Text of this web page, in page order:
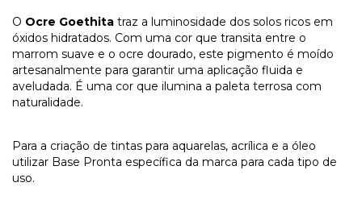
O Ocre Goethita traz a luminosidade dos solos ricos em
óxidos hidratados. Com uma cor que transita entre o
marrom suave e o ocre dourado, este pigmento é moído
artesanalmente para garantir uma aplicação fluida e
aveludada. É uma cor que ilumina a paleta terrosa com
naturalidade.
Para a criação de tintas para aquarelas, acrílica e a óleo
utilizar Base Pronta específica da marca para cada tipo de
uso.